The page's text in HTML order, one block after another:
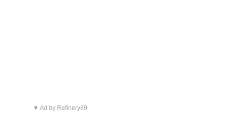
▼ Ad by Refinery89